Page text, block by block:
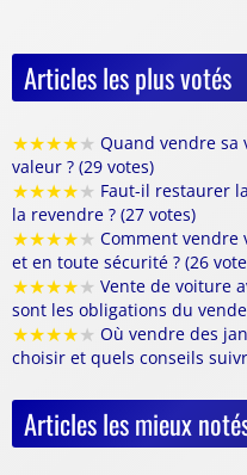
Articles les plus votés
★★★★★ Quand vendre sa
valeur ? (29 votes)
★★★★★ Faut-il restaurer
la revendre ? (27 votes)
★★★★★ Comment vendre
et en toute sécurité ? (26
★★★★★ Vente de voiture
sont les obligations du
★★★★★ Où vendre des
choisir et quels conseils
Articles les mieux